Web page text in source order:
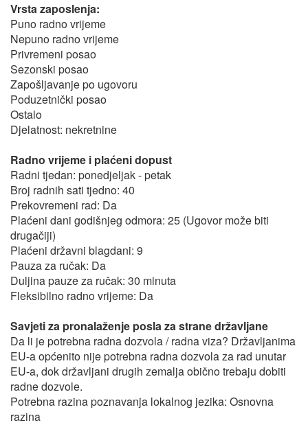
Vrsta zaposlenja:
Puno radno vrijeme
Nepuno radno vrijeme
Privremeni posao
Sezonski posao
Zapošljavanje po ugovoru
Poduzetnički posao
Ostalo
Djelatnost: nekretnine
Radno vrijeme i plaćeni dopust
Radni tjedan: ponedjeljak - petak
Broj radnih sati tjedno: 40
Prekovremeni rad: Da
Plaćeni dani godišnjeg odmora: 25 (Ugovor može biti
drugačiji)
Plaćeni državni blagdani: 9
Pauza za ručak: Da
Duljina pauze za ručak: 30 minuta
Fleksibilno radno vrijeme: Da
Savjeti za pronalaženje posla za strane državljane
Da li je potrebna radna dozvola / radna viza? Državljanima
EU-a općenito nije potrebna radna dozvola za rad unutar
EU-a, dok državljani drugih zemalja obično trebaju dobiti
radne dozvole.
Potrebna razina poznavanja lokalnog jezika: Osnovna
razina